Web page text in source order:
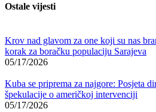
Ostale vijesti
Krov nad glavom za one koji su nas
korak za boračku populaciju Sarajeva
05/17/2026
Kuba se priprema za najgore: Posjeta
špekulacije o američkoj intervenciji
05/17/2026